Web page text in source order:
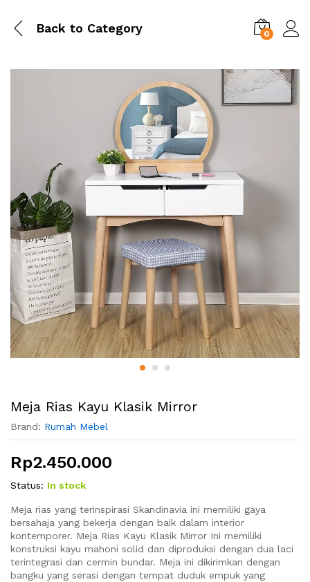
Back to Category 0
Meja Rias Kayu Klasik Mirror
Brand: Rumah Mebel
Rp2.450.000
Status: In stock
Meja rias yang terinspirasi Skandinavia ini memiliki gaya
bersahaja yang bekerja dengan baik dalam interior
kontemporer. Meja Rias Kayu Klasik Mirror Ini memiliki
konstruksi kayu mahoni solid dan diproduksi dengan dua laci
terintegrasi dan cermin bundar. Meja ini dikirimkan dengan
bangku yang serasi dengan tempat duduk empuk yang